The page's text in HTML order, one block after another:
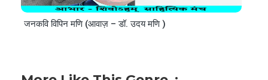
जनकवि विपिन मणि (आवाज़ – डॉ. उदय मणि )